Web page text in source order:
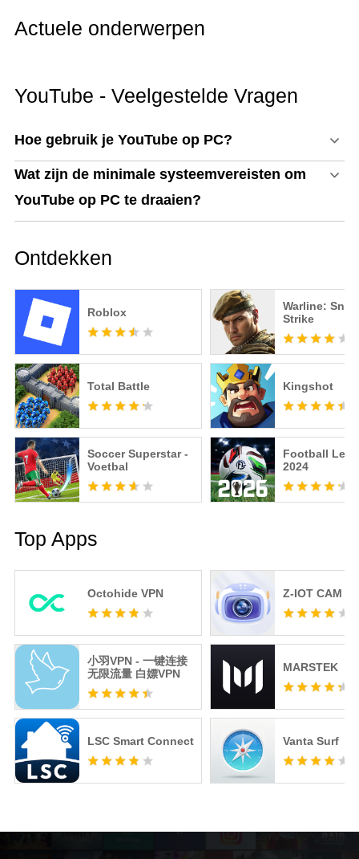
Actuele onderwerpen
YouTube - Veelgestelde Vragen
Hoe gebruik je YouTube op PC?
Wat zijn de minimale systeemvereisten om
YouTube op PC te draaien?
Ontdekken
Roblox
Warline:
Strike
Total Battle Kingshot
Soccer Superstar -
Voetbal
Football
2024
Top Apps
Octohide VPN
小羽VPN - 一键连接
无限流量 白嫖VPN
LSC Smart Connect
Z-IOT CAM
MARSTEK
Vanta Surf